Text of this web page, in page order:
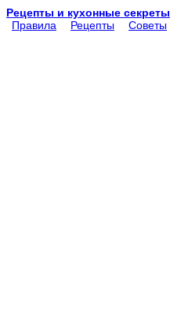
Рецепты и кухонные секреты
Правила
Рецепты Советы